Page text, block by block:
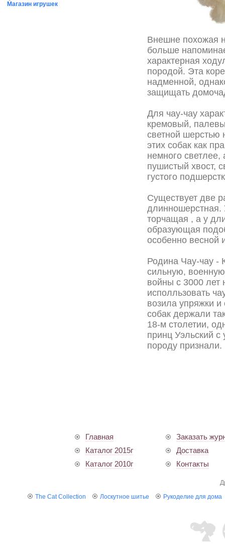
Магазин игрушек
Внешне похожая
больше
характерная
породой. Эта
надменной,
защищать
Для чау-чау
кремовый,
светной шерстью
этих собак как
немного
пушистый хвост,
густого
Существует две
длинношерстная.
торчащая , а у
образующая
особенно весной
Родина Чау-чау -
сильную,
войны с 3000 лет
исполльзовать
возила упряжки
собак держали
18-м столетии,
принц Уэльский с
породу признали.
Главная
Каталог 2015г
Каталог 2010г
Заказать
Доставка
Контакты
The Cat Collection
Лоскутное шитье Рукоделие для дома